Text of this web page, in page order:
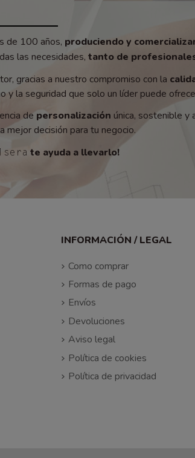
de 100 años, produciendo y
las necesidades, tanto de
gracias a nuestro compromiso con la
y la seguridad que solo un líder puede
de personalización única, sostenible y
mejor decisión para tu negocio.
te ayuda a llevarlo!
INFORMACIÓN / LEGAL
Como comprar
Formas de pago
Envíos
Devoluciones
Aviso legal
Política de cookies
Política de privacidad